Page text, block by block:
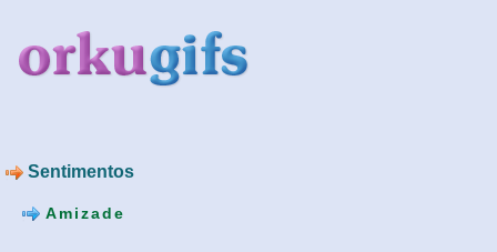
Sentimentos
Amizade